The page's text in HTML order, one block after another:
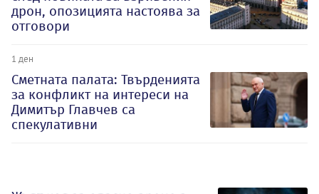
дрон, опозицията настоява за
отговори
1 ден
Сметната палата: Твърденията
за конфликт на интереси на
Димитър Главчев са
спекулативни